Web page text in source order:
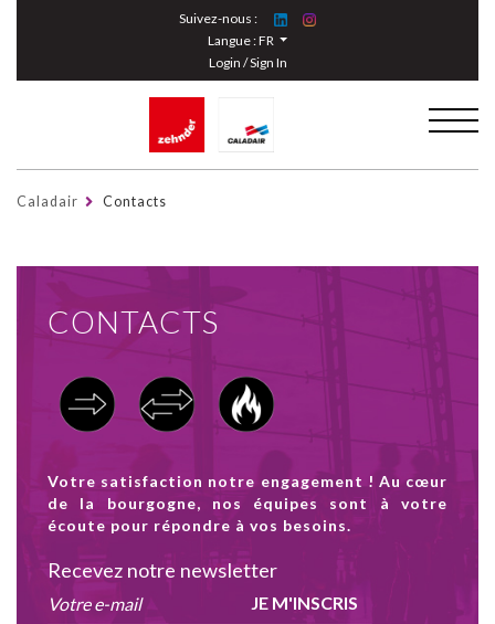
Suivez-nous :
Langue :FR
Login / Sign In
Caladair Contacts
CONTACTS
Votre satisfaction notre engagement ! Au cœur
de la bourgogne, nos équipes sont à votre
écoute pour répondre à vos besoins.
Recevez notre newsletter
JE M'INSCRIS
Cookies management panel